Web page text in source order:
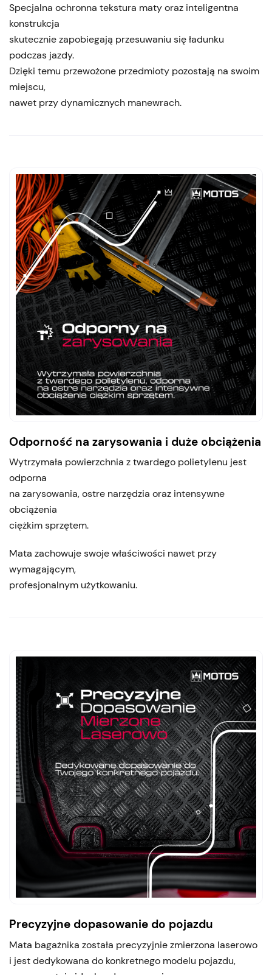
Specjalna ochronna tekstura maty oraz inteligentna
konstrukcja
skutecznie zapobiegają przesuwaniu się ładunku
podczas jazdy.
Dzięki temu przewożone przedmioty pozostają na swoim
miejscu,
nawet przy dynamicznych manewrach.
Odporność na zarysowania i duże obciążenia
Wytrzymała powierzchnia z twardego polietylenu jest
odporna
na zarysowania, ostre narzędzia oraz intensywne
obciążenia
ciężkim sprzętem.
Mata zachowuje swoje właściwości nawet przy
wymagającym,
profesjonalnym użytkowaniu.
Precyzyjne dopasowanie do pojazdu
Mata bagażnika została precyzyjnie zmierzona laserowo
i jest dedykowana do konkretnego modelu pojazdu,